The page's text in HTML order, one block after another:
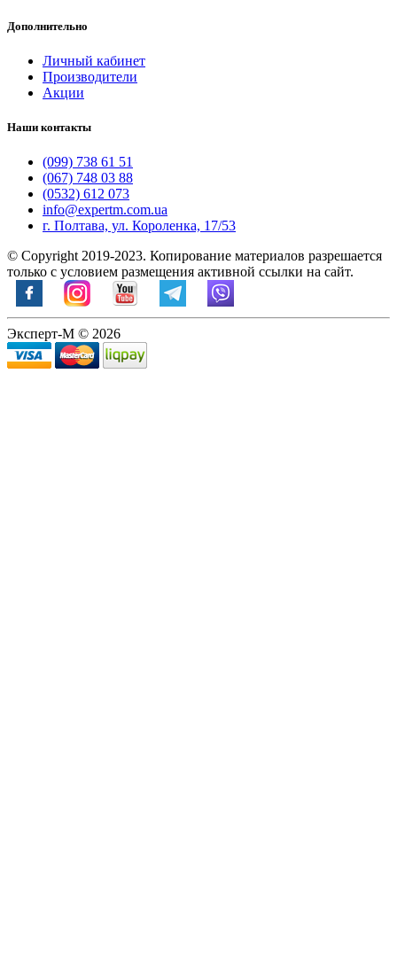
Дополнительно
Личный кабинет
Производители
Акции
Наши контакты
(099) 738 61 51
(067) 748 03 88
(0532) 612 073
info@expertm.com.ua
г. Полтава, ул. Короленка, 17/53
© Copyright 2019-2023. Копирование материалов разрешается
только с условием размещения активной ссылки на сайт.
Эксперт-М © 2026